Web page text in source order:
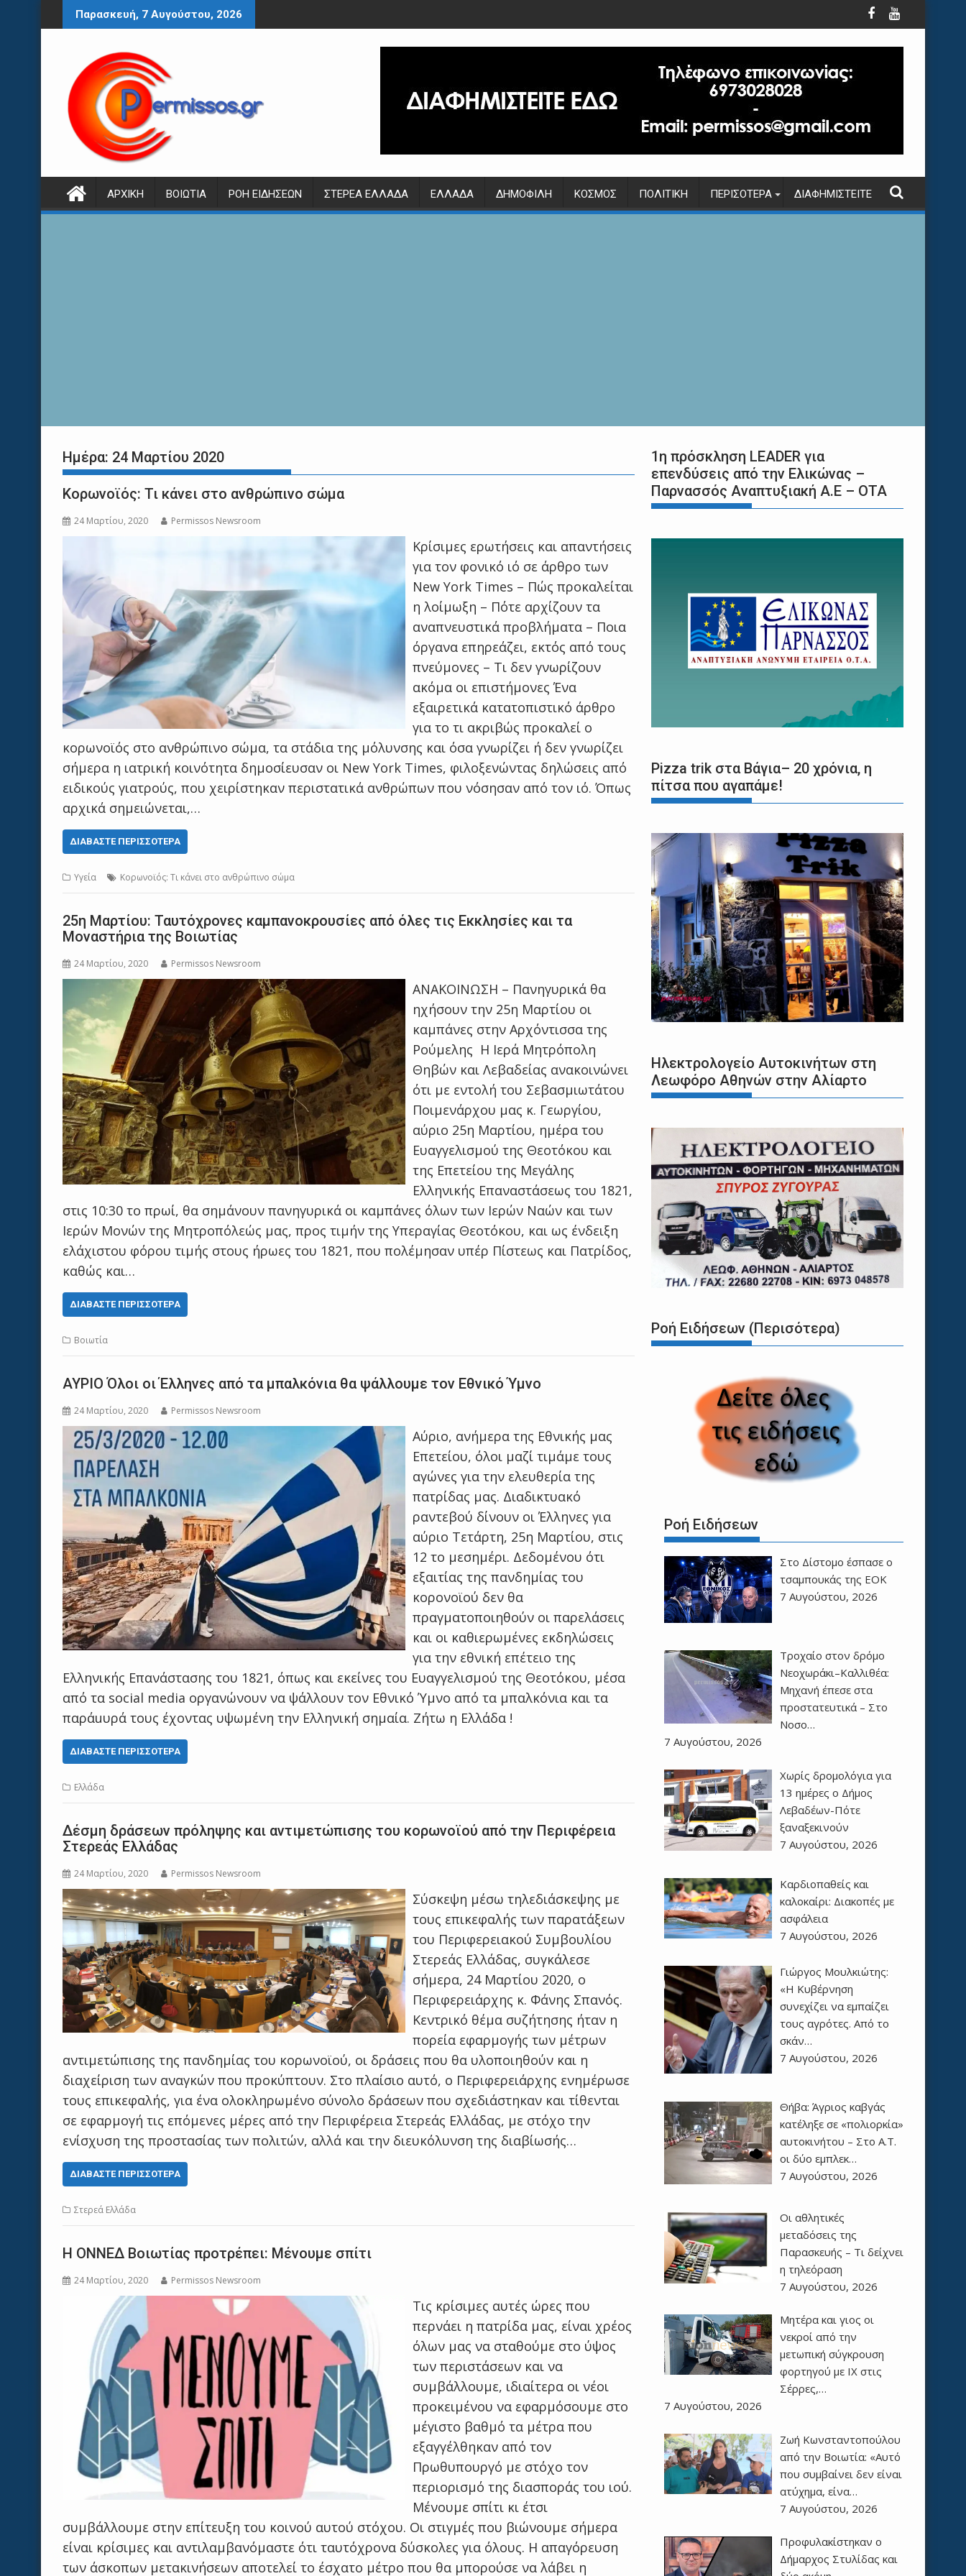
Περάστε
στο
Παρασκευή, 7 Αυγούστου, 2026
ΑΡΧΙΚΉ ΒΟΙΩΤΊΑ ΡΟΉ ΕΙΔΉΣΕΩΝ ΣΤΕΡΕΆ ΕΛΛΆΔΑ ΕΛΛΆΔΑ ΔΗΜΟΦΙΛΉ ΚΌΣΜΟΣ ΠΟΛΙΤΙΚΉ ΠΕΡΙΣΌΤΕΡΑ ΔΙΑΦΗΜΙΣΤΕΊΤΕ
Ημέρα: 24 Μαρτίου 2020
Κορωνοϊός: Τι κάνει στο ανθρώπινο σώμα
24 Μαρτίου, 2020 Permissos Newsroom
Κρίσιμες ερωτήσεις και απαντήσεις
για τον φονικό ιό σε άρθρο των
New York Times – Πώς προκαλείται
η λοίμωξη – Πότε αρχίζουν τα
αναπνευστικά προβλήματα – Ποια
όργανα επηρεάζει, εκτός από τους
πνεύμονες – Τι δεν γνωρίζουν
ακόμα οι επιστήμονες Ένα
εξαιρετικά κατατοπιστικό άρθρο
για το τι ακριβώς προκαλεί ο
κορωνοϊός στο ανθρώπινο σώμα, τα στάδια της μόλυνσης και όσα γνωρίζει ή δεν γνωρίζει
σήμερα η ιατρική κοινότητα δημοσίευσαν οι New York Times, φιλοξενώντας δηλώσεις από
ειδικούς γιατρούς, που χειρίστηκαν περιστατικά ανθρώπων που νόσησαν από τον ιό. Όπως
αρχικά σημειώνεται,…
ΔΙΑΒΆΣΤΕ ΠΕΡΙΣΣΌΤΕΡΑ
Υγεία Κορωνοϊός: Τι κάνει στο ανθρώπινο σώμα
25η Μαρτίου: Ταυτόχρονες καμπανοκρουσίες από όλες τις Eκκλησίες και τα
Μοναστήρια της Βοιωτίας
24 Μαρτίου, 2020 Permissos Newsroom
ΑΝΑΚΟΙΝΩΣΗ – Πανηγυρικά θα
ηχήσουν την 25η Μαρτίου οι
καμπάνες στην Αρχόντισσα της
Ρούμελης Η Ιερά Μητρόπολη
Θηβών και Λεβαδείας ανακοινώνει
ότι με εντολή του Σεβασμιωτάτου
Ποιμενάρχου μας κ. Γεωργίου,
αύριο 25η Μαρτίου, ημέρα του
Ευαγγελισμού της Θεοτόκου και
της Επετείου της Μεγάλης
Ελληνικής Επαναστάσεως του 1821,
στις 10:30 το πρωί, θα σημάνουν πανηγυρικά οι καμπάνες όλων των Ιερών Ναών και των
Ιερών Μονών της Μητροπόλεώς μας, προς τιμήν της Υπεραγίας Θεοτόκου, και ως ένδειξη
ελάχιστου φόρου τιμής στους ήρωες του 1821, που πολέμησαν υπέρ Πίστεως και Πατρίδος,
καθώς και…
ΔΙΑΒΆΣΤΕ ΠΕΡΙΣΣΌΤΕΡΑ
Βοιωτία
ΑΥΡΙΟ Όλοι οι Έλληνες από τα μπαλκόνια θα ψάλλουμε τον Εθνικό Ύμνο
24 Μαρτίου, 2020 Permissos Newsroom
Αύριο, ανήμερα της Εθνικής μας
Επετείου, όλοι μαζί τιμάμε τους
αγώνες για την ελευθερία της
πατρίδας μας. Διαδικτυακό
ραντεβού δίνουν οι Έλληνες για
αύριο Τετάρτη, 25η Μαρτίου, στις
12 το μεσημέρι. Δεδομένου ότι
εξαιτίας της πανδημίας του
κορoνοϊού δεν θα
πραγματοποιηθούν οι παρελάσεις
και οι καθιερωμένες εκδηλώσεις
για την εθνική επέτειο της
Ελληνικής Επανάστασης του 1821, όπως και εκείνες του Ευαγγελισμού της Θεοτόκου, μέσα
από τα social media οργανώνουν να ψάλλουν τον Εθνικό Ύμνο από τα μπαλκόνια και τα
παράuυρά τους έχοντας υψωμένη την Ελληνική σημαία. Ζήτω η Ελλάδα !
ΔΙΑΒΆΣΤΕ ΠΕΡΙΣΣΌΤΕΡΑ
Ελλάδα
Δέσμη δράσεων πρόληψης και αντιμετώπισης του κορωνοϊού από την Περιφέρεια
Στερεάς Ελλάδας
24 Μαρτίου, 2020 Permissos Newsroom
Σύσκεψη μέσω τηλεδιάσκεψης με
τους επικεφαλής των παρατάξεων
του Περιφερειακού Συμβουλίου
Στερεάς Ελλάδας, συγκάλεσε
σήμερα, 24 Μαρτίου 2020, ο
Περιφερειάρχης κ. Φάνης Σπανός.
Κεντρικό θέμα συζήτησης ήταν η
πορεία εφαρμογής των μέτρων
αντιμετώπισης της πανδημίας του κορωνοϊού, οι δράσεις που θα υλοποιηθούν και η
διαχείριση των αναγκών που προκύπτουν. Στο πλαίσιο αυτό, ο Περιφερειάρχης ενημέρωσε
τους επικεφαλής, για ένα ολοκληρωμένο σύνολο δράσεων που σχεδιάστηκαν και τίθενται
σε εφαρμογή τις επόμενες μέρες από την Περιφέρεια Στερεάς Ελλάδας, με στόχο την
ενίσχυση της προστασίας των πολιτών, αλλά και την διευκόλυνση της διαβίωσής…
ΔΙΑΒΆΣΤΕ ΠΕΡΙΣΣΌΤΕΡΑ
Στερεά Ελλάδα
Η ΟΝΝΕΔ Βοιωτίας προτρέπει: Μένουμε σπίτι
24 Μαρτίου, 2020 Permissos Newsroom
Τις κρίσιμες αυτές ώρες που
περνάει η πατρίδα μας, είναι χρέος
όλων μας να σταθούμε στο ύψος
των περιστάσεων και να
συμβάλλουμε, ιδιαίτερα οι νέοι
προκειμένου να εφαρμόσουμε στο
μέγιστο βαθμό τα μέτρα που
εξαγγέλθηκαν από τον
Πρωθυπουργό με στόχο τον
περιορισμό της διασποράς του ιού.
Μένουμε σπίτι κι έτσι
συμβάλλουμε στην επίτευξη του κοινού αυτού στόχου. Οι στιγμές που βιώνουμε σήμερα
είναι κρίσιμες και αντιλαμβανόμαστε ότι ταυτόχρονα δύσκολες για όλους. Η απαγόρευση
των άσκοπων μετακινήσεων αποτελεί το έσχατο μέτρο που θα μπορούσε να λάβει η
1η πρόσκληση LEADER για
επενδύσεις από την Ελικώνας –
Παρνασσός Αναπτυξιακή Α.Ε – ΟΤΑ
Pizza trik στα Βάγια– 20 χρόνια, η
πίτσα που αγαπάμε!
Ηλεκτρολογείο Αυτοκινήτων στη
Λεωφόρο Αθηνών στην Αλίαρτο
Ροή Ειδήσεων (Περισότερα)
Ροή Ειδήσεων
Στο Δίστομο έσπασε ο
τσαμπουκάς της ΕΟΚ
7 Αυγούστου, 2026
Τροχαίο στον δρόμο
Νεοχωράκι–Καλλιθέα:
Μηχανή έπεσε στα
προστατευτικά – Στο
Νοσο…
7 Αυγούστου, 2026
Χωρίς δρομολόγια για
13 ημέρες ο Δήμος
Λεβαδέων-Πότε
ξαναξεκινούν
7 Αυγούστου, 2026
Καρδιοπαθείς και
καλοκαίρι: Διακοπές με
ασφάλεια
7 Αυγούστου, 2026
Γιώργος Μουλκιώτης:
«Η Κυβέρνηση
συνεχίζει να εμπαίζει
τους αγρότες. Από το
σκάν…
7 Αυγούστου, 2026
Θήβα: Άγριος καβγάς
κατέληξε σε «πολιορκία»
αυτοκινήτου – Στο Α.Τ.
οι δύο εμπλεκ…
7 Αυγούστου, 2026
Οι αθλητικές
μεταδόσεις της
Παρασκευής – Τι δείχνει
η τηλεόραση
7 Αυγούστου, 2026
Μητέρα και γιος οι
νεκροί από την
μετωπική σύγκρουση
φορτηγού με ΙΧ στις
Σέρρες,…
7 Αυγούστου, 2026
Ζωή Κωνσταντοπούλου
από την Βοιωτία: «Αυτό
που συμβαίνει δεν είναι
ατύχημα, είνα…
7 Αυγούστου, 2026
Προφυλακίστηκαν ο
Δήμαρχος Στυλίδας και